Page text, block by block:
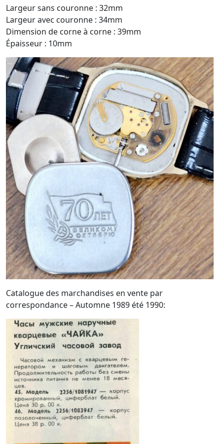
Largeur sans couronne : 32mm
Largeur avec couronne : 34mm
Dimension de corne à corne : 39mm
Épaisseur : 10mm
Catalogue des marchandises en vente par
correspondance – Automne 1989 été 1990: